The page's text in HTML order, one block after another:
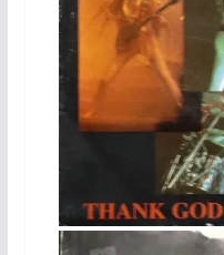
45 Tours Portugal